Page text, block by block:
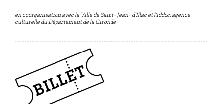
en coorganisation avec la Ville de Saint-Jean-d’Illac et l’iddcc, agence
culturelle du Département de la Gironde